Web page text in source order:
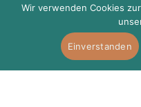
Zürich
Wir verwenden Cookies
Einverstanden